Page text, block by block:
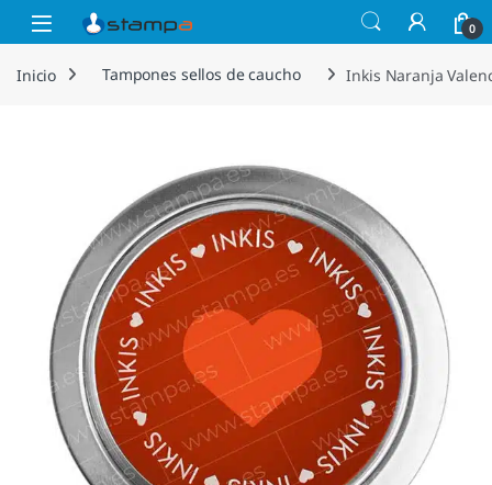
Saltar a la navegación
Saltar al contenido
Open 0
Inicio Tampones sellos de caucho Inkis Naranja